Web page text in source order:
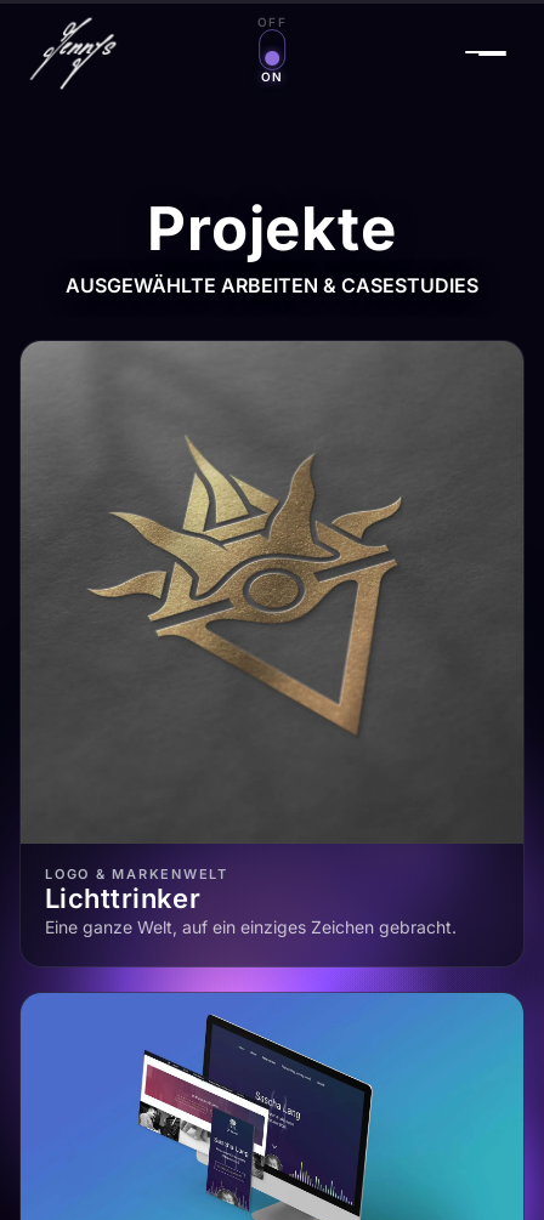
OFF
ON
Zauberwelt an/aus
Projekte
AUSGEWÄHLTE ARBEITEN & CASESTUDIES
LOGO & MARKENWELT
Lichttrinker
Eine ganze Welt, auf ein einziges Zeichen gebracht.